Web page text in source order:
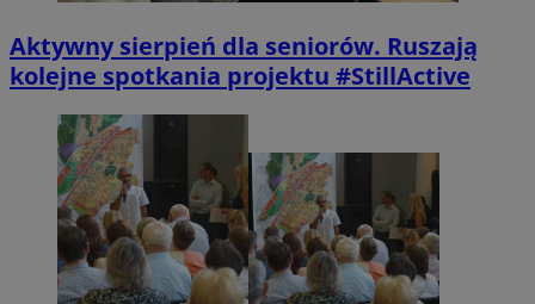
Aktywny sierpień dla seniorów. Ruszają
kolejne spotkania projektu #StillActive